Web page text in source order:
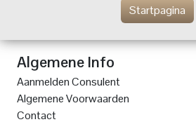
Startpagina
Algemene Info
Aanmelden Consulent
Algemene Voorwaarden
Contact